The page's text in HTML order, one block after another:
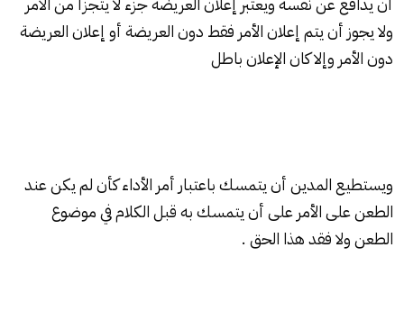
ولا يجوز أن يتم إعلان الأمر فقط دون العريضة أو إعلان العريضة
دون الأمر وإلا كان الإعلان باطل
ويستطيع المدين أن يتمسك باعتبار أمر الأداء كأن لم يكن عند
الطعن على الأمر على أن يتمسك به قبل الكلام في موضوع
الطعن ولا فقد هذا الحق .